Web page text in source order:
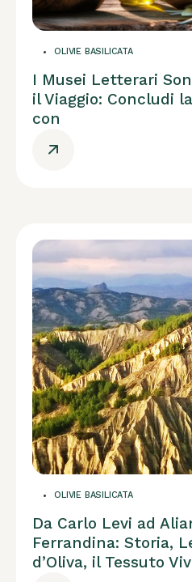
OLIVIE BASILICATA
I Musei Letterari
il Viaggio: Concludi
con
OLIVIE BASILICATA
Da Carlo Levi ad
Ferrandina: Storia,
d’Oliva, il Tessuto